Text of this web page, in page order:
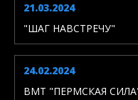
21.03.2024
"ШАГ НАВСТРЕЧУ"
24.02.2024
ВМТ "ПЕРМСКАЯ